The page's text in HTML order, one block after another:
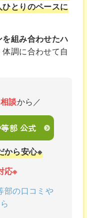
とりのペースに
組み合わせたハ
調に合わせて自
談から／
部 公式
から安心※
応※
部の口コミや